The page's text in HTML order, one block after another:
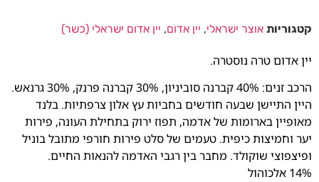
קטגוריות אוצר ישראלי, יין אדום, יין אדום ישראלי (כשר)
יין אדום טרה נוסטרה.
הרכב זנים: 40% קברנה סוביניון, 30% קברנה פרנק, 30% גרנאש.
היין התיישן שבעה חודשים בחביות עץ אלון צרפתיות. בלנד
מאופיין בארומות של אדמה, תפוז ירוק בתחילת העונה, פירות
יער וחמיצות כיפית. טעמים של סלט פירות חורפי מתובל בוניל
ופיצפוצי שוקולד. מחבר בין רגבי האדמה להנאות החיים.
14% אלכוהול